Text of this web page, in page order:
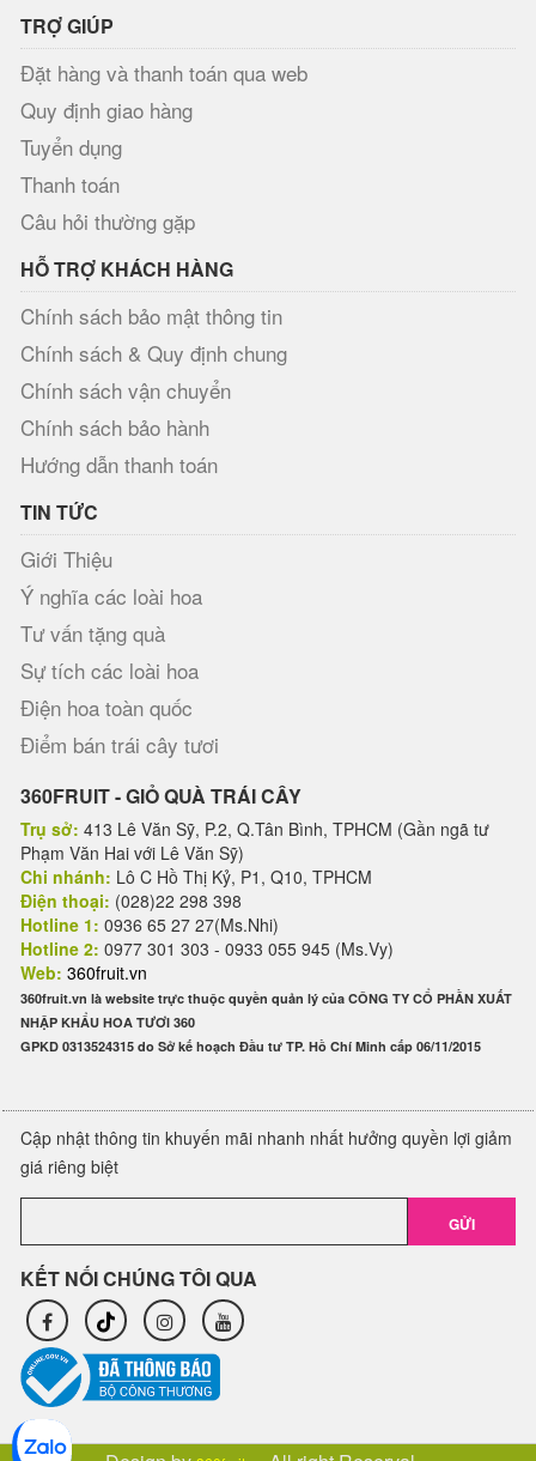
TRỢ GIÚP
Đặt hàng và thanh toán qua web
Quy định giao hàng
Tuyển dụng
Thanh toán
Câu hỏi thường gặp
HỖ TRỢ KHÁCH HÀNG
Chính sách bảo mật thông tin
Chính sách & Quy định chung
Chính sách vận chuyển
Chính sách bảo hành
Hướng dẫn thanh toán
TIN TỨC
Giới Thiệu
Ý nghĩa các loài hoa
Tư vấn tặng quà
Sự tích các loài hoa
Điện hoa toàn quốc
Điểm bán trái cây tươi
360FRUIT - GIỎ QUÀ TRÁI CÂY
Trụ sở: 413 Lê Văn Sỹ, P.2, Q.Tân Bình, TPHCM (Gần ngã tư
Phạm Văn Hai với Lê Văn Sỹ)
Chi nhánh: Lô C Hồ Thị Kỷ, P1, Q10, TPHCM
Điện thoại: (028)22 298 398
Hotline 1: 0936 65 27 27(Ms.Nhi)
Hotline 2: 0977 301 303 - 0933 055 945 (Ms.Vy)
Web: 360fruit.vn
360fruit.vn là website trực thuộc quyền quản lý của CÔNG TY CỔ PHẦN XUẤT
NHẬP KHẨU HOA TƯƠI 360
GPKD 0313524315 do Sở kế hoạch Đầu tư TP. Hồ Chí Minh cấp 06/11/2015
Cập nhật thông tin khuyến mãi nhanh nhất hưởng quyền lợi giảm
giá riêng biệt
GỬI
KẾT NỐI CHÚNG TÔI QUA